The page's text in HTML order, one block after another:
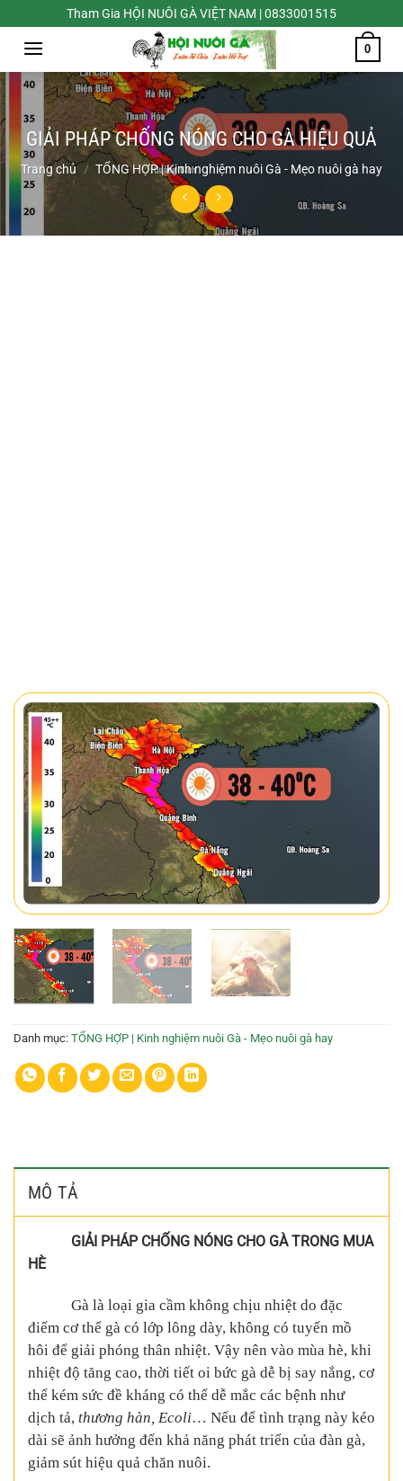
đến
dung
Tham Gia HỘI NUÔI GÀ VIỆT NAM | 0833001515
0
GIẢI PHÁP CHỐNG NÓNG CHO GÀ HIỆU QUẢ
Trang chủ / TỔNG HỢP | Kinh nghiệm nuôi Gà - Mẹo nuôi gà hay
Danh mục: TỔNG HỢP | Kinh nghiệm nuôi Gà - Mẹo nuôi gà hay
MÔ TẢ
GIẢI PHÁP CHỐNG NÓNG CHO GÀ TRONG MUA
HÈ
Gà là loại gia cầm không chịu nhiệt do đặc
điểm cơ thể gà có lớp lông dày, không có tuyến mồ
hôi để giải phóng thân nhiệt. Vậy nên vào mùa hè, khi
nhiệt độ tăng cao, thời tiết oi bức gà dễ bị say nắng, cơ
thể kém sức đề kháng có thể dễ mắc các bệnh như
dịch tả, thương hàn, Ecoli… Nếu để tình trạng này kéo
dài sẽ ảnh hưởng đến khả năng phát triển của đàn gà,
giảm sút hiệu quả chăn nuôi.